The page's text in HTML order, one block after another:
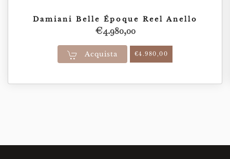
Damiani Belle Époque Reel Anello
€4.980,00
Acquista €4.980,00